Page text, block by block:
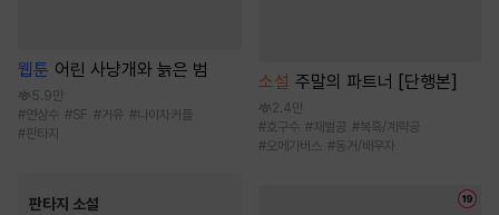
웹툰 어린 사냥개와 늙은 범
5.9만
#연상수 #SF #거유 #나이차커플
# 판타지
판타지 소설
소설 주말의 파트너 [단행본]
2.4만
#호구수 #재벌공 #복흑/계략공
#오메가버스 #동거/배우자